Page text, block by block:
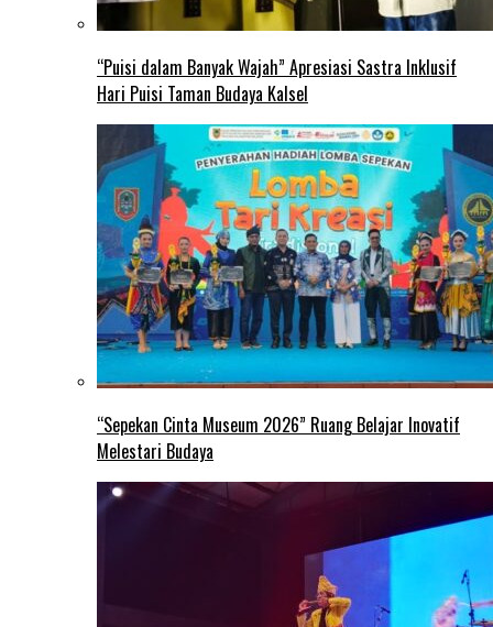
“Puisi dalam Banyak Wajah” Apresiasi Sastra Inklusif
Hari Puisi Taman Budaya Kalsel
“Sepekan Cinta Museum 2026” Ruang Belajar Inovatif
Melestari Budaya